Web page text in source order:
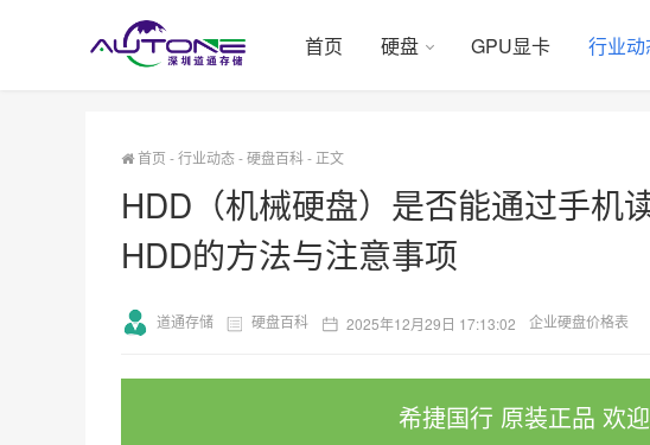
首页 硬盘 GPU显卡 行业
首页 -行业动态-硬盘百科- 正文
HDD（机械硬盘）是否能通过手机
HDD的方法与注意事项
道通存储 硬盘百科 2025年12月29日 17:13:02 企业硬盘价格表
希捷国行 原装正品 欢